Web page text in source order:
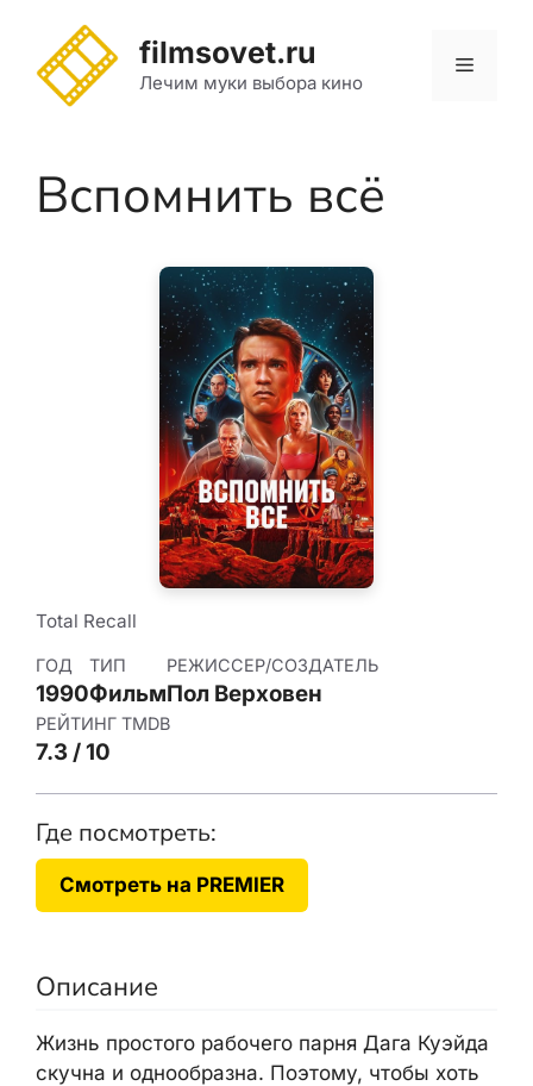
содержимому
filmsovet.ru
Лечим муки выбора кино
Меню
Вспомнить всё
Total Recall
ГОД
1990
ТИП
Фильм
РЕЖИССЕР/СОЗДАТЕЛЬ
Пол Верховен
РЕЙТИНГ TMDB
7.3 / 10
Где посмотреть:
Смотреть на PREMIER
Описание
Жизнь простого рабочего парня Дага Куэйда
скучна и однообразна. Поэтому, чтобы хоть